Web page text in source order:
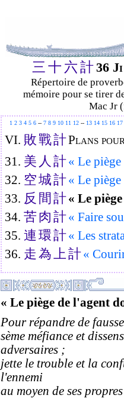
三 十 六計36
Répertoire de
mémoire pour se tirer
Mac Jr
1 2 3 4 5 6-- 7 8 9 10 11 12-- 13 14 15 16 17
VI. 敗戰計Plans
31. 美 人 計« Le
32. 空城計« Le
33. 反 間 計« Le
34. 苦肉 計« Faire
35. 連 環計« Les
36. 走 為 上 計«
« Le piège de l'agent
Pour répandre de
sème méfiance et
adversaires ;
jette le trouble et la
l'ennemi
au moyen de ses